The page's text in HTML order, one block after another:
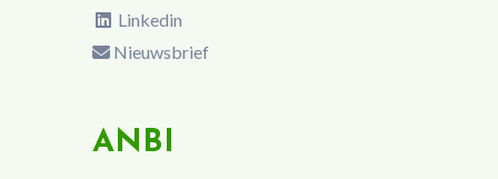
Linkedin
Nieuwsbrief
ANBI